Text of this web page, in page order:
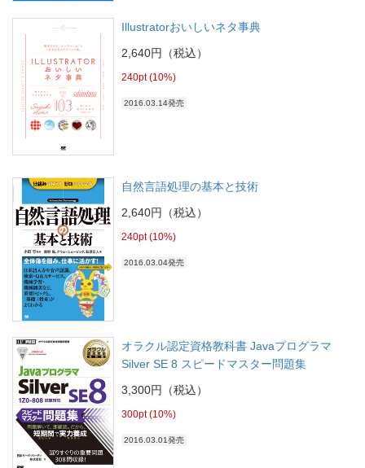
Illustratorおいしいネタ事典
2,640円（税込）
240pt (10%)
2016.03.14発売
自然言語処理の基本と技術
2,640円（税込）
240pt (10%)
2016.03.04発売
オラクル認定資格教科書 Javaプログラマ
Silver SE 8 スピードマスター問題集
3,300円（税込）
300pt (10%)
2016.03.01発売